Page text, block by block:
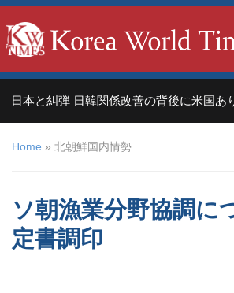
本と糾弾 日韓関係改善の背後に米国あり
Home » 北朝鮮国内情勢
ソ朝漁業分野協調に
定書調印